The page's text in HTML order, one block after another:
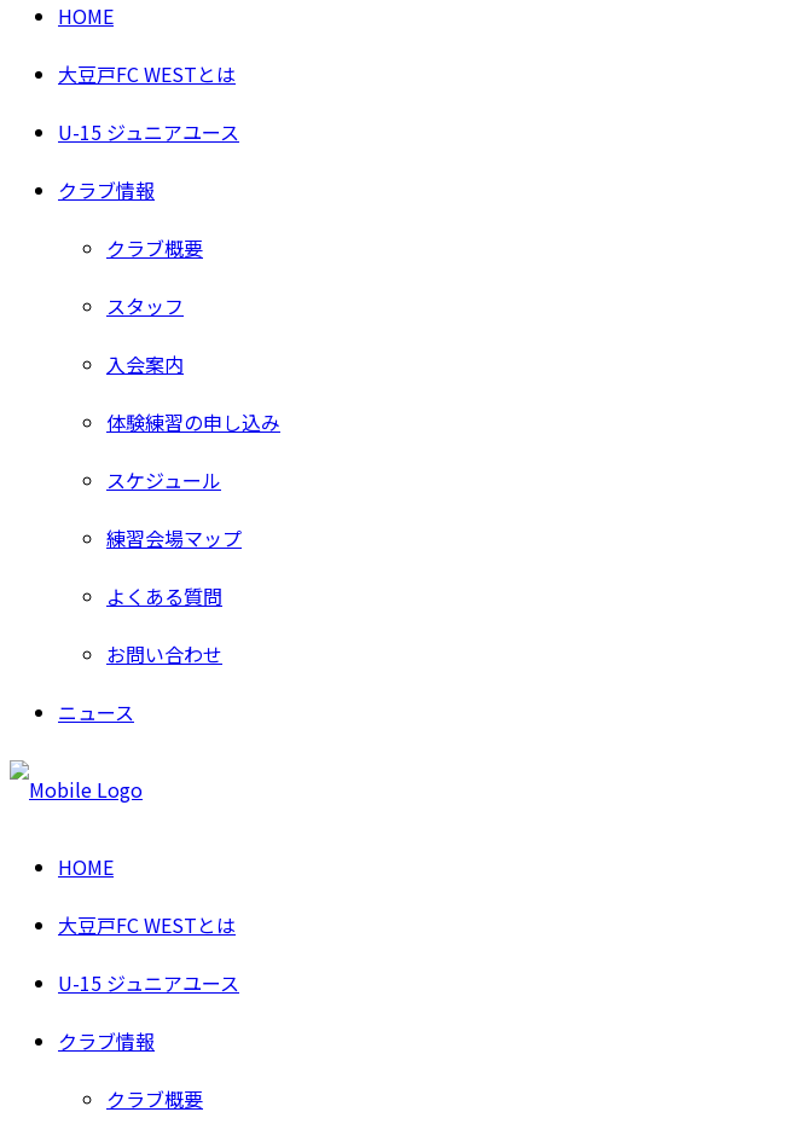
HOME
大豆戸FC WESTとは
U-15 ジュニアユース
クラブ情報
クラブ概要
スタッフ
入会案内
体験練習の申し込み
スケジュール
練習会場マップ
よくある質問
お問い合わせ
ニュース
HOME
大豆戸FC WESTとは
U-15 ジュニアユース
クラブ情報
クラブ概要